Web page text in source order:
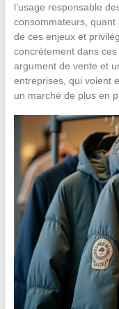
l’usage responsable
consommateurs,
de ces enjeux et
concrètement dans
argument de vente et
entreprises, qui voient
un marché de plus en